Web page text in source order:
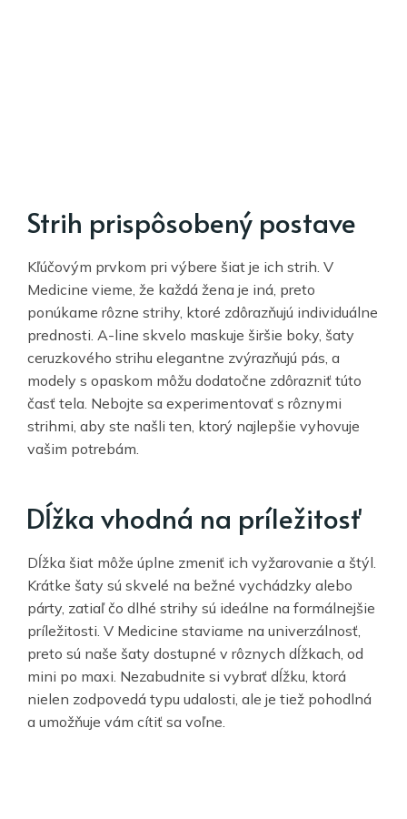
Strih prispôsobený postave
Kľúčovým prvkom pri výbere šiat je ich strih. V
Medicine vieme, že každá žena je iná, preto
ponúkame rôzne strihy, ktoré zdôrazňujú individuálne
prednosti. A-line skvelo maskuje širšie boky, šaty
ceruzkového strihu elegantne zvýrazňujú pás, a
modely s opaskom môžu dodatočne zdôrazniť túto
časť tela. Nebojte sa experimentovať s rôznymi
strihmi, aby ste našli ten, ktorý najlepšie vyhovuje
vašim potrebám.
Dĺžka vhodná na príležitosť
Dĺžka šiat môže úplne zmeniť ich vyžarovanie a štýl.
Krátke šaty sú skvelé na bežné vychádzky alebo
párty, zatiaľ čo dlhé strihy sú ideálne na formálnejšie
príležitosti. V Medicine staviame na univerzálnosť,
preto sú naše šaty dostupné v rôznych dĺžkach, od
mini po maxi. Nezabudnite si vybrať dĺžku, ktorá
nielen zodpovedá typu udalosti, ale je tiež pohodlná
a umožňuje vám cítiť sa voľne.